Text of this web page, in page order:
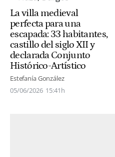
La villa medieval
perfecta para una
escapada: 33 habitantes,
castillo del siglo XII y
declarada Conjunto
Histórico-Artístico
Estefanía González
05/06/2026 15:41h